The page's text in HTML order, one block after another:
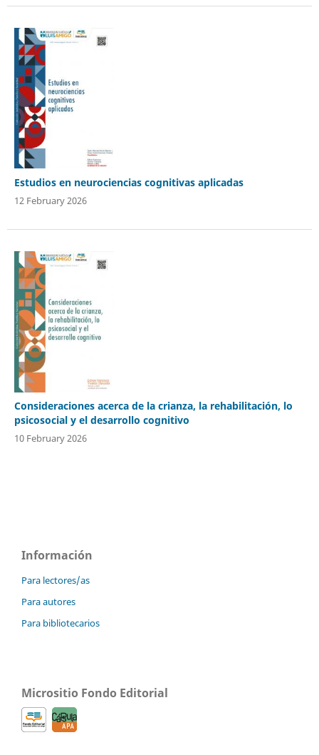
Estudios en neurociencias cognitivas aplicadas
12 February 2026
Consideraciones acerca de la crianza, la rehabilitación, lo
psicosocial y el desarrollo cognitivo
10 February 2026
Información
Para lectores/as
Para autores
Para bibliotecarios
Micrositio Fondo Editorial